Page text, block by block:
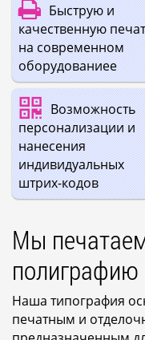
Быструю и
качественную
на современном
оборудованиее
Возможность
персонализации и
нанесения
индивидуальных
штрих-кодов
Мы
полиграфию
Наша типография
печатным и